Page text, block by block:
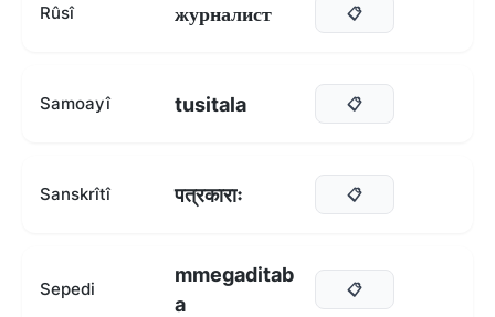
Rûsî журналист 📋
Samoayî tusitala 📋
Sanskrîtî पत्रकाराः 📋
Sepedi
mmegaditab
a
📋